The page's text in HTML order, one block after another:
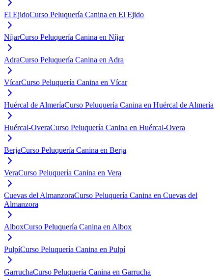
El EjidoCurso Peluquería Canina en El Ejido
NíjarCurso Peluquería Canina en Níjar
AdraCurso Peluquería Canina en Adra
VícarCurso Peluquería Canina en Vícar
Huércal de AlmeríaCurso Peluquería Canina en Huércal de Almería
Huércal-OveraCurso Peluquería Canina en Huércal-Overa
BerjaCurso Peluquería Canina en Berja
VeraCurso Peluquería Canina en Vera
Cuevas del AlmanzoraCurso Peluquería Canina en Cuevas del
Almanzora
AlboxCurso Peluquería Canina en Albox
PulpíCurso Peluquería Canina en Pulpí
GarruchaCurso Peluquería Canina en Garrucha